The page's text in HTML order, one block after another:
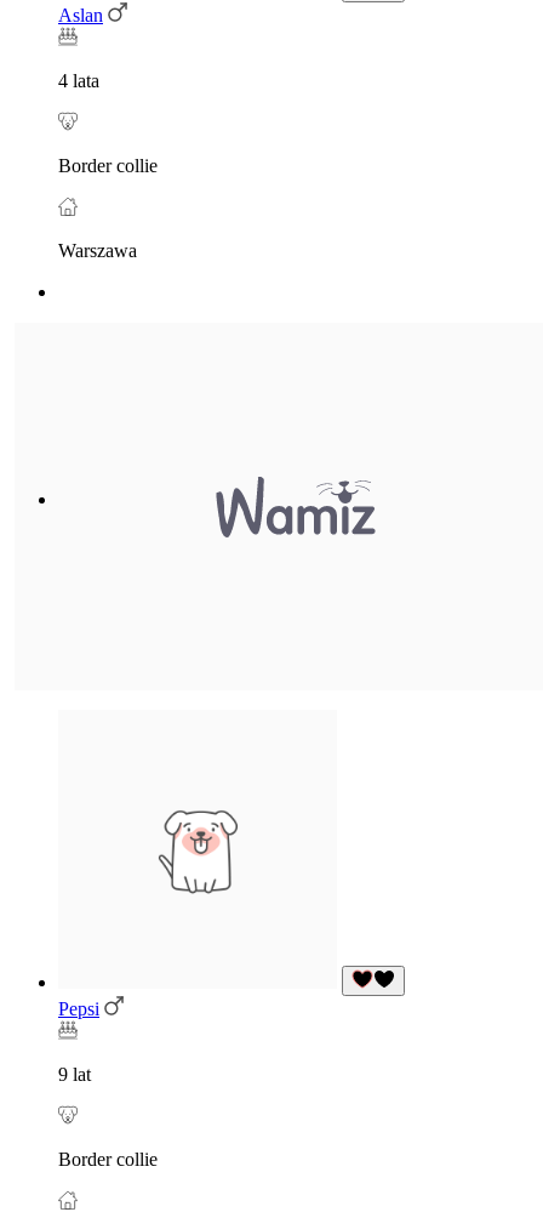
Aslan
4 lata
Border collie
Warszawa
Pepsi
9 lat
Border collie